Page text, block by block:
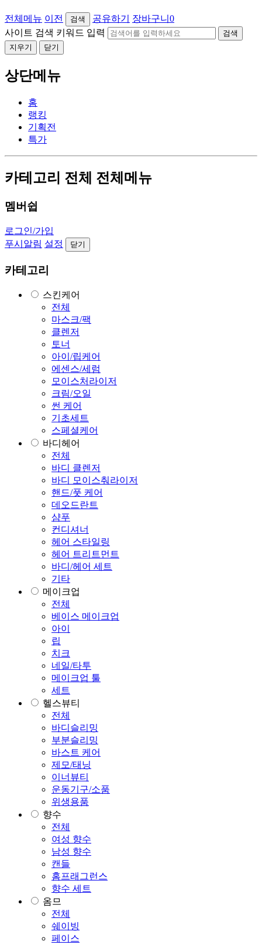
전체메뉴 이전 검색 공유하기 장바구니 0
사이트 검색 키워드 입력
검색
지우기
닫기
상단메뉴
홈
랭킹
기획전
특가
카테고리 전체 전체메뉴
멤버쉽
로그인/가입
푸시알림 설정 닫기
카테고리
스킨케어
전체
마스크/팩
클렌저
토너
아이/립케어
에센스/세럼
모이스처라이저
크림/오일
썬 케어
기초세트
스페셜케어
바디헤어
전체
바디 클렌저
바디 모이스춰라이저
핸드/풋 케어
데오드란트
샴푸
컨디셔너
헤어 스타일링
헤어 트리트먼트
바디/헤어 세트
기타
메이크업
전체
베이스 메이크업
아이
립
치크
네일/타투
메이크업 툴
세트
헬스뷰티
전체
바디슬리밍
부분슬리밍
바스트 케어
제모/태닝
이너뷰티
운동기구/소품
위생용품
향수
전체
여성 향수
남성 향수
캔들
홈프래그런스
향수 세트
옴므
전체
쉐이빙
페이스